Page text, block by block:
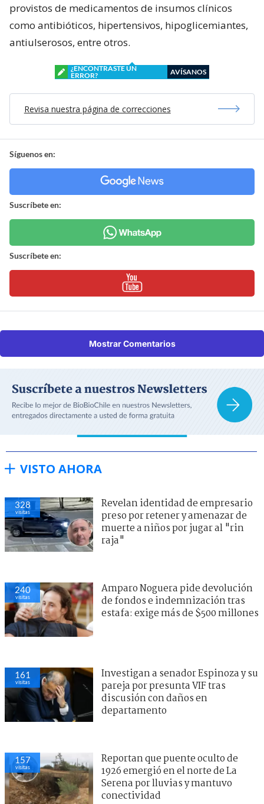
provistos de medicamentos de insumos clínicos
como antibióticos, hipertensivos, hipoglicemiantes,
antiulserosos, entre otros.
¿ENCONTRASTE UN
ERROR?
AVÍSANOS
Revisa nuestra página de correcciones
Síguenos en:
Suscríbete en:
Suscríbete en:
Mostrar Comentarios
VISTO AHORA
328
visitas
Revelan identidad de empresario
preso por retener y amenazar de
muerte a niños por jugar al "rin
raja"
240
visitas
Amparo Noguera pide devolución
de fondos e indemnización tras
estafa: exige más de $500 millones
161
visitas
Investigan a senador Espinoza y su
pareja por presunta VIF tras
discusión con daños en
departamento
157
visitas
Reportan que puente oculto de
1926 emergió en el norte de La
Serena por lluvias y mantuvo
conectividad